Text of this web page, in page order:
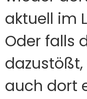
aktuell im
Oder falls
auch dort